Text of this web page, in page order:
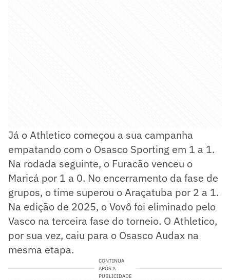
Já o Athletico começou a sua campanha
empatando com o Osasco Sporting em 1 a 1.
Na rodada seguinte, o Furacão venceu o
Maricá por 1 a 0. No encerramento da fase de
grupos, o time superou o Araçatuba por 2 a 1.
Na edição de 2025, o Vovô foi eliminado pelo
Vasco na terceira fase do torneio. O Athletico,
por sua vez, caiu para o Osasco Audax na
mesma etapa.
CONTINUA
APÓS A
PUBLICIDADE